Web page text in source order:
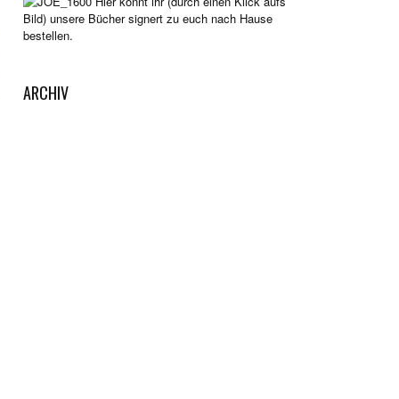
Bild) unsere Bücher signert zu euch nach Hause
bestellen.
ARCHIV